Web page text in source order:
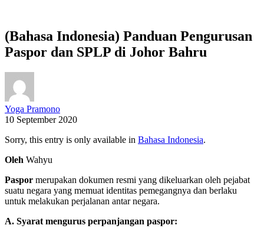
(Bahasa Indonesia) Panduan Pengurusan
Paspor dan SPLP di Johor Bahru
Yoga Pramono
10 September 2020
Sorry, this entry is only available in Bahasa Indonesia.
Oleh Wahyu
Paspor merupakan dokumen resmi yang dikeluarkan oleh pejabat
suatu negara yang memuat identitas pemegangnya dan berlaku
untuk melakukan perjalanan antar negara.
A. Syarat mengurus perpanjangan paspor: